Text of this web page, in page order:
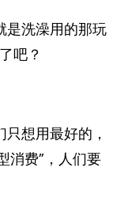
是洗澡用的那玩
吧？
想用最好的，
消费”，人们要